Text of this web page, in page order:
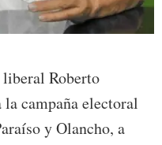
Roberto
campaña electoral
y Olancho, a